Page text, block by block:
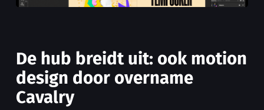
De hub breidt uit: ook motion
design door overname
Cavalry